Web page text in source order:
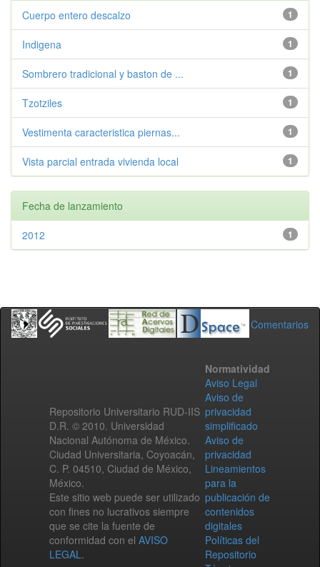
1
Cuerpo entero descalzo
1
Indigena
1
Sombrero tradicional y baston de ...
1
Tzotziles
1
Vestimenta caracteristica piernas...
1
Vista parcial entrada vivienda local
Fecha de lanzamiento
1
2012
Comentarios
Repositorio Universitario RUD-IIS
D.R. © 2010. Universidad
Nacional Autónoma de México.
Ciudad Universitaria, Coyoacán,
C. P. 04510, Ciudad de México,
México.
Este sitio web puede ser utilizado
con fines no lucrativos siempre
que se cite la fuente de
conformidad con el AVISO
LEGAL.
Normatividad
Aviso Legal
Aviso de
privacidad
simplificado
Aviso de
privacidad
Lineamientos
para la
publicación de
contenidos
digitales
Políticas del
Repositorio